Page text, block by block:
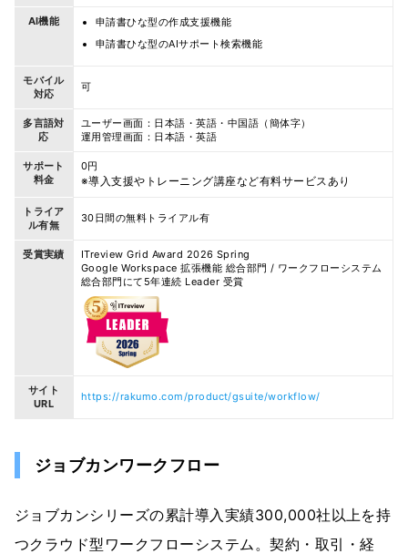
AI機能
申請書ひな型の作成支援機能
申請書ひな型のAIサポート検索機能
モバイル
対応
可
多言語対
応
ユーザー画面：日本語・英語・中国語（簡体字）
運用管理画面：日本語・英語
サポート
料金
0円
※導入支援やトレーニング講座など有料サービスあり
トライア
ル有無
30日間の無料トライアル有
受賞実績
ITreview Grid Award 2026 Spring
Google Workspace 拡張機能 総合部門 / ワークフローシステム
総合部門にて5年連続 Leader 受賞
サイト
URL
https://rakumo.com/product/gsuite/workflow/
ジョブカンワークフロー
ジョブカンシリーズの累計導入実績300,000社以上を持
つクラウド型ワークフローシステム。契約・取引・経